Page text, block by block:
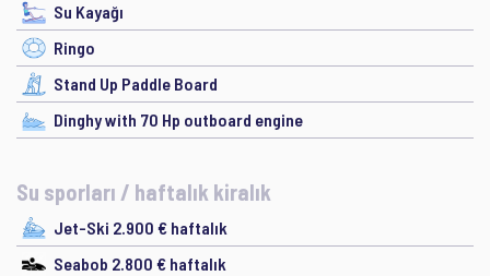
Su Kayağı
Ringo
Stand Up Paddle Board
Dinghy with 70 Hp outboard engine
Su sporları / haftalık kiralık
Jet-Ski 2.900 € haftalık
Seabob 2.800 € haftalık